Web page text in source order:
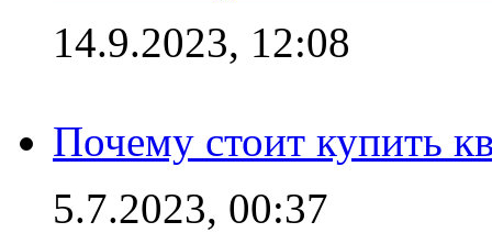
14.9.2023, 12:08
Почему стоит купить
5.7.2023, 00:37